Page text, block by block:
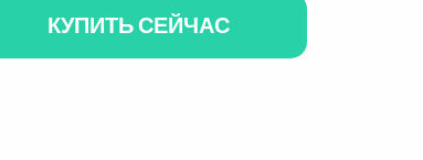
КУПИТЬ СЕЙЧАС